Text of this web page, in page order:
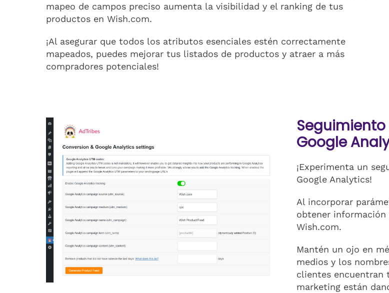
mapeo de campos preciso aumenta la visibilidad y el ranking de tus
productos en Wish.com.
¡Al asegurar que todos los atributos esenciales estén correctamente
mapeados, puedes mejorar tus listados de productos y atraer a más
compradores potenciales!
Seguimiento
Google
¡Experimenta un
Google Analytics!
Al incorporar
obtener información
Wish.com.
Mantén un ojo en
medios y los
clientes encuentran
marketing están